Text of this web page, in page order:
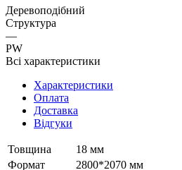
Деревоподібний
Структура
—
PW
Всі характеристики
Характеристики
Оплата
Доставка
Відгуки
Товщина
18 мм
Формат
2800*2070 мм